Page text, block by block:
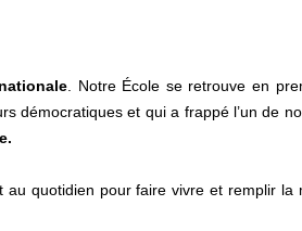
. Notre École se retrouve en
démocratiques et qui a frappé l’un de
quotidien pour faire vivre et remplir